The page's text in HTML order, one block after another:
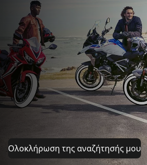
Ολοκλήρωση της αναζήτησής μου